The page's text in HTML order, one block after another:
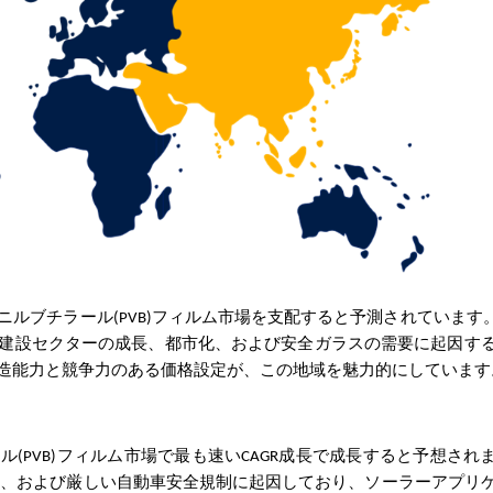
ルブチラール(PVB)フィルム市場を支配すると予測されています
設セクターの成長、都市化、および安全ガラスの需要に起因す
能力と競争力のある価格設定が、この地域を魅力的にしていま
フィルム市場で最も速いCAGR成長で成長すると予想され
および厳しい自動車安全規制に起因しており、ソーラーアプリ